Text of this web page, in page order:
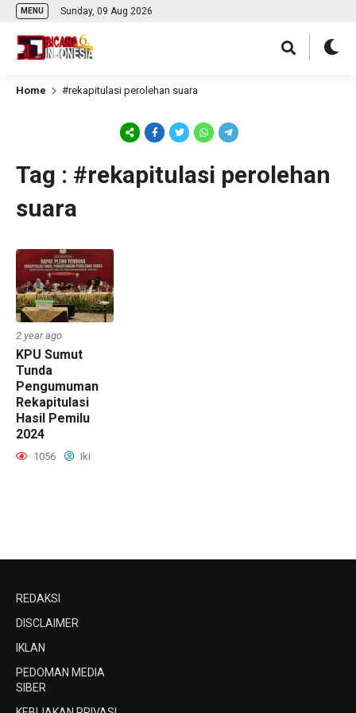
MENU Sunday, 09 Aug 2026
Home #rekapitulasi perolehan suara
Tag : #rekapitulasi perolehan
suara
2 year ago
KPU Sumut
Tunda
Pengumuman
Rekapitulasi
Hasil Pemilu
2024
1056 Iki
REDAKSI
DISCLAIMER
IKLAN
PEDOMAN MEDIA
SIBER